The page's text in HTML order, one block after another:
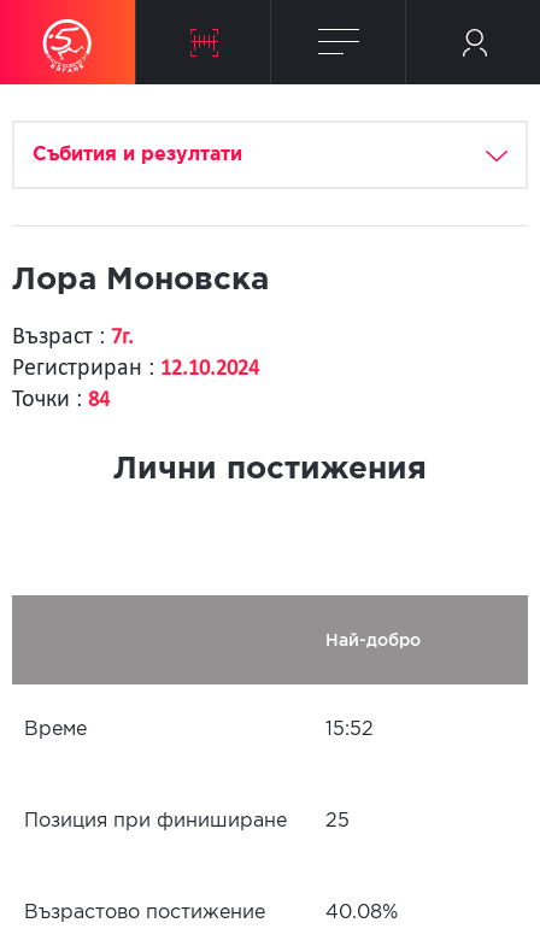
Събития и резултати
Лора Моновска
Възраст : 7г.
Регистриран : 12.10.2024
Точки : 84
Лични постижения
Най-добро
Време 15:52
Позиция при финиширане 25
Възрастово постижение 40.08%